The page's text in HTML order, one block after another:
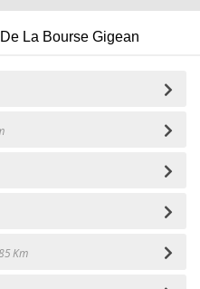
La Bourse Gigean
Km